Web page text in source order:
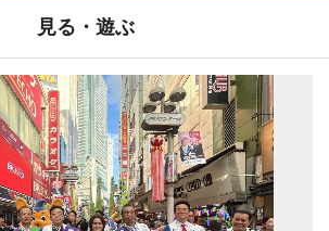
見る・遊ぶ